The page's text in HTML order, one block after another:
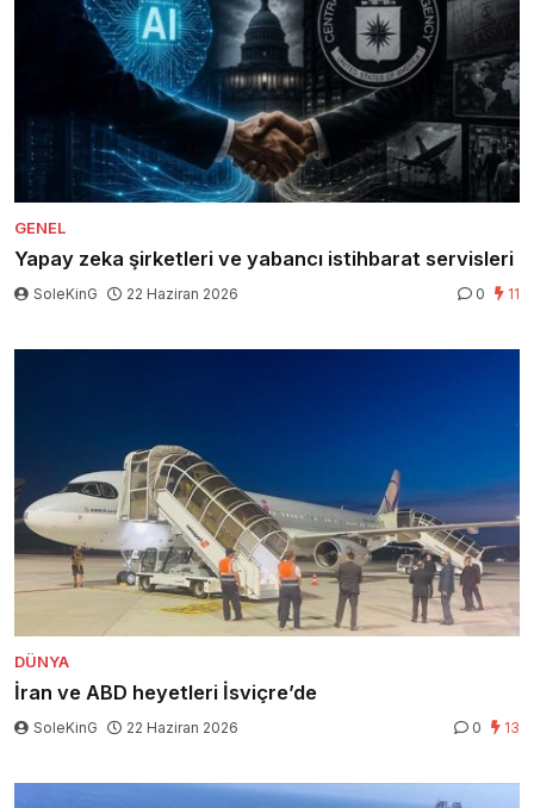
GENEL
Yapay zeka şirketleri ve yabancı istihbarat servisleri
SoleKinG 22 Haziran 2026 0 11
DÜNYA
İran ve ABD heyetleri İsviçre’de
SoleKinG 22 Haziran 2026 0 13